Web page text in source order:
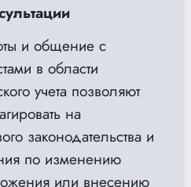
и общение с
в области
учета позволяют
на
законодательства и
по изменению
или внесению